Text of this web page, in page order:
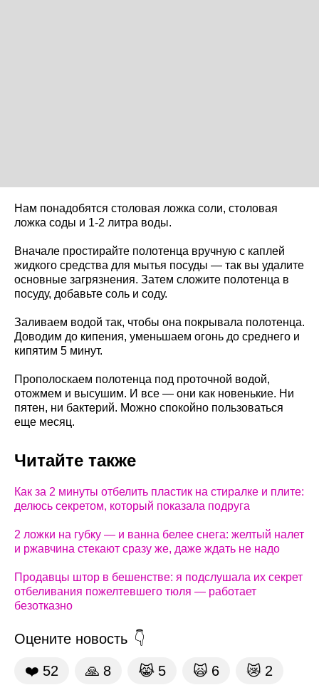
Нам понадобятся столовая ложка соли, столовая
ложка соды и 1-2 литра воды.
Вначале простирайте полотенца вручную с каплей
жидкого средства для мытья посуды — так вы удалите
основные загрязнения. Затем сложите полотенца в
посуду, добавьте соль и соду.
Заливаем водой так, чтобы она покрывала полотенца.
Доводим до кипения, уменьшаем огонь до среднего и
кипятим 5 минут.
Прополоскаем полотенца под проточной водой,
отожмем и высушим. И все — они как новенькие. Ни
пятен, ни бактерий. Можно спокойно пользоваться
еще месяц.
Читайте также
Как за 2 минуты отбелить пластик на стиралке и плите:
делюсь секретом, который показала подруга
2 ложки на губку — и ванна белее снега: желтый налет
и ржавчина стекают сразу же, даже ждать не надо
Продавцы штор в бешенстве: я подслушала их секрет
отбеливания пожелтевшего тюля — работает
безотказно
Оцените новость
❤️ 52 🙏 8 😹 5 🙀 6 😿 2